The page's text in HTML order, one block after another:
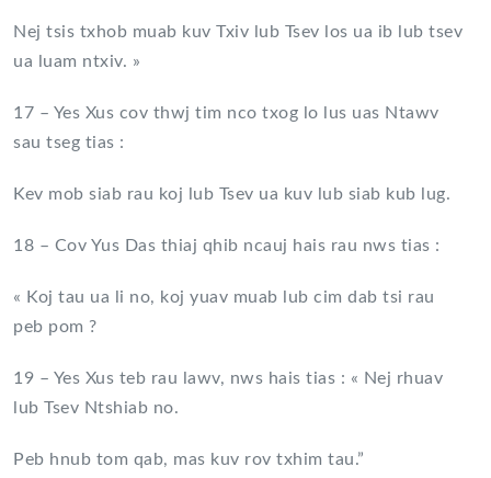
Nej tsis txhob muab kuv Txiv lub Tsev los ua ib lub tsev
ua luam ntxiv. »
17 – Yes Xus cov thwj tim nco txog lo lus uas Ntawv
sau tseg tias :
Kev mob siab rau koj lub Tsev ua kuv lub siab kub lug.
18 – Cov Yus Das thiaj qhib ncauj hais rau nws tias :
« Koj tau ua li no, koj yuav muab lub cim dab tsi rau
peb pom ?
19 – Yes Xus teb rau lawv, nws hais tias : « Nej rhuav
lub Tsev Ntshiab no.
Peb hnub tom qab, mas kuv rov txhim tau.”